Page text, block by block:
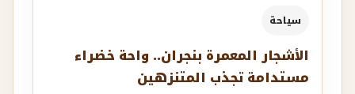
سياحة
الأشجار المعمرة بنجران.. واحة خضراء
مستدامة تجذب المتنزهين